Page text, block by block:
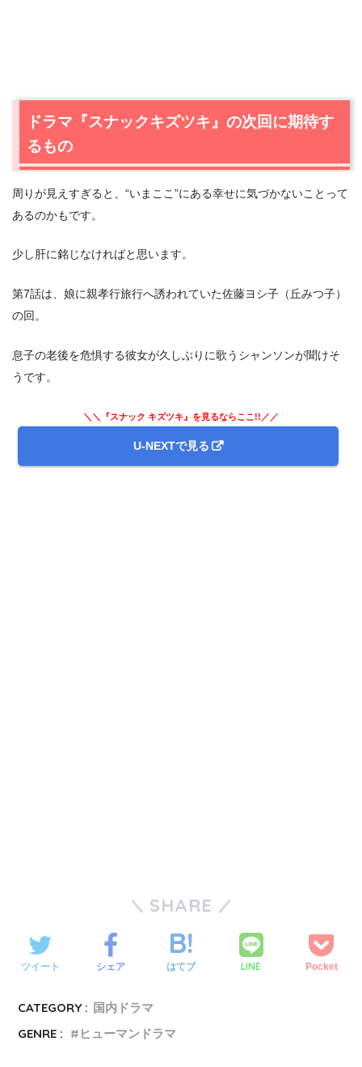
ドラマ『スナックキズツキ』の次回に期待す
るもの
周りが見えすぎると、“いまここ”にある幸せに気づかないことって
あるのかもです。
少し肝に銘じなければと思います。
第7話は、娘に親孝行旅行へ誘われていた佐藤ヨシ子（丘みつ子）
の回。
息子の老後を危惧する彼女が久しぶりに歌うシャンソンが聞けそ
うです。
＼＼『スナック キズツキ』を見るならここ!!／／
U-NEXTで見る
SHARE
ツイート シェア はてブ LINE Pocket
CATEGORY : 国内ドラマ
GENRE :
ヒューマンドラマ